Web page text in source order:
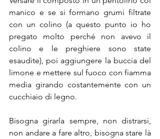
manico e se si formano grumi filtrate
con un colino (a questo punto io ho
pregato molto perché non avevo il
colino e le preghiere sono state
esaudite), poi aggiungere la buccia del
limone e mettere sul fuoco con fiamma
media girando costantemente con un
cucchiaio di legno.
Bisogna girarla sempre, non distrarsi,
non andare a fare altro, bisogna stare là